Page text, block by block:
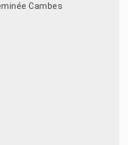
Cambes